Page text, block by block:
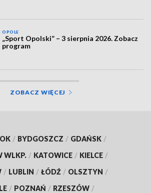
OPOLE
„Sport Opolski” – 3 sierpnia 2026. Zobacz
program
ZOBACZ WIĘCEJ
/ BYDGOSZCZ / GDAŃSK /
WLKP. / KATOWICE / KIELCE /
/ LUBLIN / ŁÓDŹ / OLSZTYN /
/ POZNAŃ / RZESZÓW /